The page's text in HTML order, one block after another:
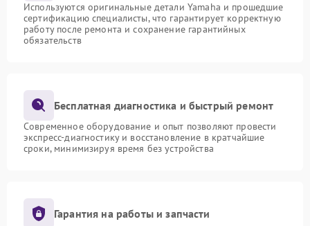
Используются оригинальные детали Yamaha и прошедшие
сертификацию специалисты, что гарантирует корректную
работу после ремонта и сохранение гарантийных
обязательств
Бесплатная диагностика и быстрый ремонт
Современное оборудование и опыт позволяют провести
экспресс-диагностику и восстановление в кратчайшие
сроки, минимизируя время без устройства
Гарантия на работы и запчасти